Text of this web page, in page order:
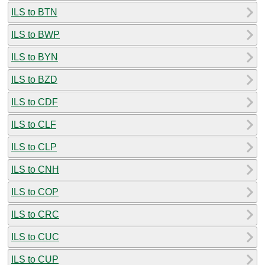
ILS to BTN
ILS to BWP
ILS to BYN
ILS to BZD
ILS to CDF
ILS to CLF
ILS to CLP
ILS to CNH
ILS to COP
ILS to CRC
ILS to CUC
ILS to CUP